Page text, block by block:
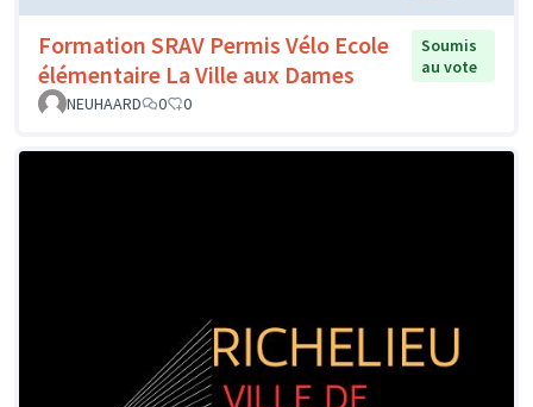
Formation SRAV Permis Vélo Ecole
élémentaire La Ville aux Dames
Soumis
au vote
NEUHAARD
0 0